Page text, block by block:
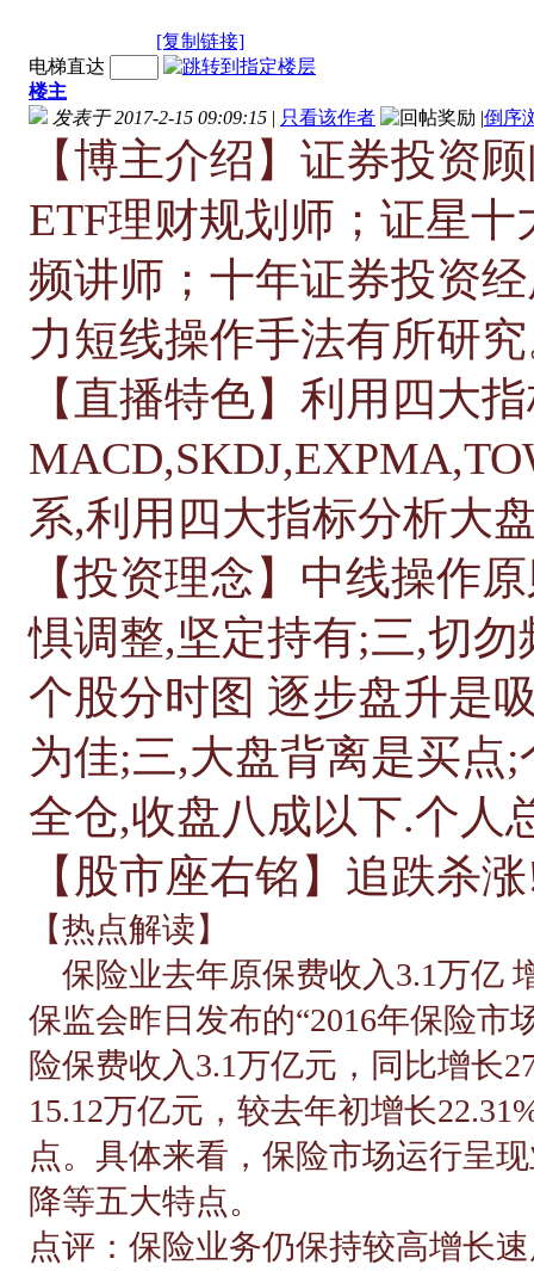
[复制链接]
电梯直达
楼主
发表于 2017-2-15 09:09:15 | 只看该作者 |倒序
【博主介绍】证券投资
ETF理财规划师；证星
频讲师；十年证券投资
力短线操作手法有所研
【直播特色】利用四大
系,利用四大指标分析大
【投资理念】中线操作
惧调整,坚定持有;三,切
个股分时图 逐步盘升是
为佳;三,大盘背离是买点
全仓,收盘八成以下.个人
【股市座右铭】追跌杀
【热点解读】
保险业去年原保费收入3.1万
保监会昨日发布的“2016年保险市
险保费收入3.1万亿元，同比增长
15.12万亿元，较去年初增长
点。具体来看，保险市场运行呈
降等五大特点。
点评：保险业务仍保持较高增长